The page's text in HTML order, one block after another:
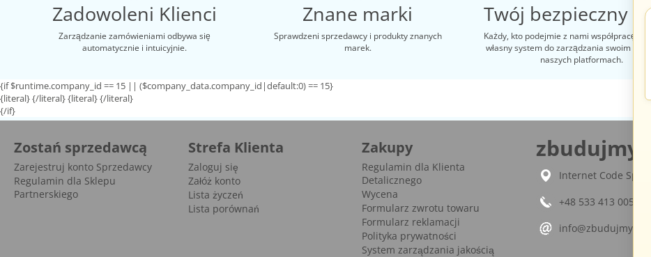
Zadowoleni Klienci
Zarządzanie zamówieniami odbywa się
automatycznie i intuicyjnie.
Znane marki
Sprawdzeni sprzedawcy i produkty znanych
marek.
Twój bezpieczny
Każdy, kto podejmie z nami współpracę,
własny system do zarządzania swoim
naszych platformach.
{if $runtime.company_id == 15 || ($company_data.company_id|default:0) == 15}
{literal}{/literal}{literal}{/literal}
{/if}
Zostań sprzedawcą
Zarejestruj konto Sprzedawcy
Regulamin dla Sklepu
Partnerskiego
Strefa Klienta
Zaloguj się
Załóż konto
Lista życzeń
Lista porównań
Zakupy
Regulamin dla Klienta
Detalicznego
Wycena
Formularz zwrotu towaru
Formularz reklamacji
Polityka prywatności
System zarządzania jakością
zbudujmy.pl
Internet Code Sp. z
+48 533 413 005
info@zbudujmy.pl